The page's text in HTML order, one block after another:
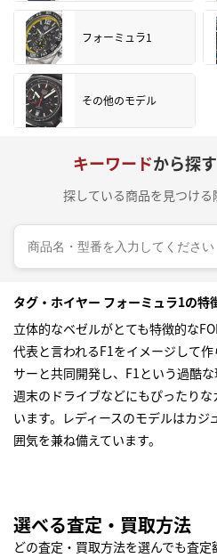
フォーミュラ1
その他のモデル
キーワードから探
探している商品を見つける
タグ・ホイヤー フォーミュラ1の特
立体的なベゼルがとても特徴的な
代表と言われるF1をイメージして
サーと共同開発し、F1という過酷な
週末のドライブなどにもぴったり
います。レディースのモデルはカ
囲気を兼ね備えています。
選べる査定・買取方法
どの査定・買取方法を選んでも査定